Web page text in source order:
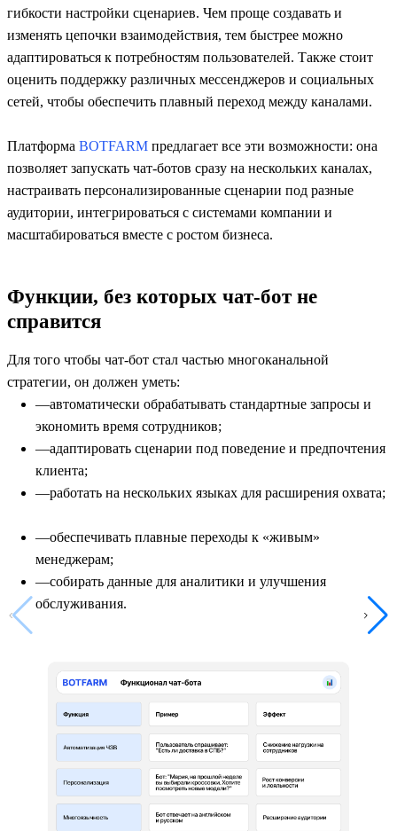
гибкости настройки сценариев. Чем проще создавать и
изменять цепочки взаимодействия, тем быстрее можно
адаптироваться к потребностям пользователей. Также стоит
оценить поддержку различных мессенджеров и социальных
сетей, чтобы обеспечить плавный переход между каналами.
Платформа BOTFARM предлагает все эти возможности: она
позволяет запускать чат-ботов сразу на нескольких каналах,
настраивать персонализированные сценарии под разные
аудитории, интегрироваться с системами компании и
масштабироваться вместе с ростом бизнеса.
Функции, без которых чат-бот не
справится
Для того чтобы чат-бот стал частью многоканальной
стратегии, он должен уметь:
автоматически обрабатывать стандартные запросы и
экономить время сотрудников;
адаптировать сценарии под поведение и предпочтения
клиента;
работать на нескольких языках для расширения охвата;
обеспечивать плавные переходы к «живым»
менеджерам;
собирать данные для аналитики и улучшения
обслуживания.